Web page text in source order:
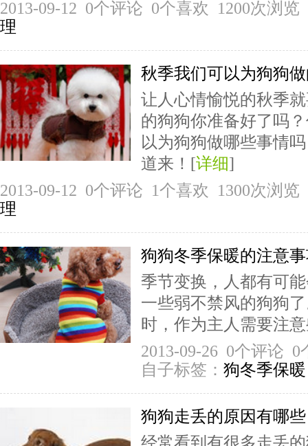
2013-09-12 0个评论 0个喜欢 1200次浏
理
秋季我们可以为狗狗
让人心情愉悦的秋季
的狗狗你准备好了吗
以为狗狗做哪些事情
道来！[详细]
2013-09-12 0个评论 1个喜欢 1300次浏
理
狗狗冬季保暖的注意
季节变换，人都有可
一些弱不禁风的狗狗
时，作为主人需要注
2013-09-26 0个评论
自子标签： 狗冬季保暖
狗狗走丢的原因有哪些